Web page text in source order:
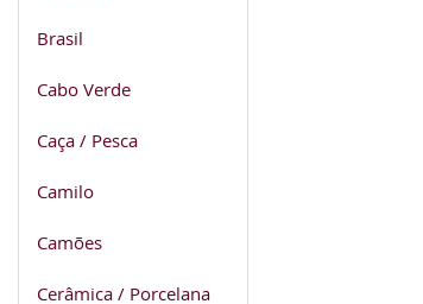
Brasil
Cabo Verde
Caça / Pesca
Camilo
Camões
Cerâmica / Porcelana